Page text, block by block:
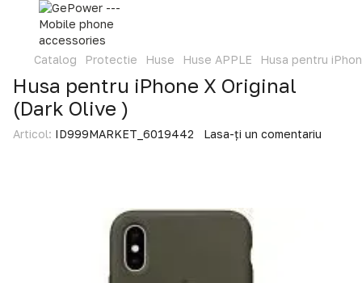
Catalog Protectie Huse Huse APPLE Husa pentru
Husa pentru iPhone X Original
(Dark Olive )
Articol: ID999MARKET_6019442 Lasa-ți un comentariu